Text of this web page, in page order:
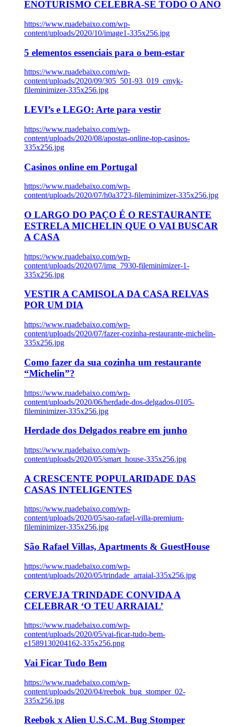
ENOTURISMO CELEBRA-SE TODO O ANO
https://www.ruadebaixo.com/wp-
content/uploads/2020/10/image1-335x256.jpg
5 elementos essenciais para o bem-estar
https://www.ruadebaixo.com/wp-
content/uploads/2020/09/305_501-93_019_cmyk-
fileminimizer-335x256.jpg
LEVI’s e LEGO: Arte para vestir
https://www.ruadebaixo.com/wp-
content/uploads/2020/08/apostas-online-top-casinos-
335x256.jpg
Casinos online em Portugal
https://www.ruadebaixo.com/wp-
content/uploads/2020/07/h0a3723-fileminimizer-335x256.jpg
O LARGO DO PAÇO É O RESTAURANTE
ESTRELA MICHELIN QUE O VAI BUSCAR
A CASA
https://www.ruadebaixo.com/wp-
content/uploads/2020/07/img_7930-fileminimizer-1-
335x256.jpg
VESTIR A CAMISOLA DA CASA RELVAS
POR UM DIA
https://www.ruadebaixo.com/wp-
content/uploads/2020/07/fazer-cozinha-restaurante-michelin-
335x256.jpg
Como fazer da sua cozinha um restaurante
“Michelin”?
https://www.ruadebaixo.com/wp-
content/uploads/2020/06/herdade-dos-delgados-0105-
fileminimizer-335x256.jpg
Herdade dos Delgados reabre em junho
https://www.ruadebaixo.com/wp-
content/uploads/2020/05/smart_house-335x256.jpg
A CRESCENTE POPULARIDADE DAS
CASAS INTELIGENTES
https://www.ruadebaixo.com/wp-
content/uploads/2020/05/sao-rafael-villa-premium-
fileminimizer-335x256.jpg
São Rafael Villas, Apartments & GuestHouse
https://www.ruadebaixo.com/wp-
content/uploads/2020/05/trindade_arraial-335x256.jpg
CERVEJA TRINDADE CONVIDA A
CELEBRAR ‘O TEU ARRAIAL’
https://www.ruadebaixo.com/wp-
content/uploads/2020/05/vai-ficar-tudo-bem-
e1589130204162-335x256.png
Vai Ficar Tudo Bem
https://www.ruadebaixo.com/wp-
content/uploads/2020/04/reebok_bug_stomper_02-
335x256.jpg
Reebok x Alien U.S.C.M. Bug Stomper